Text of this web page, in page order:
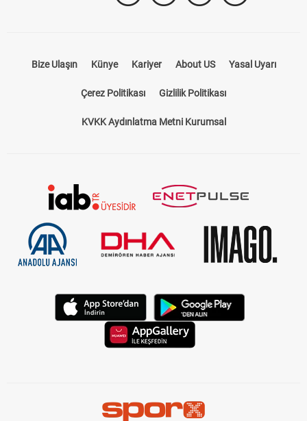
Bize Ulaşın Künye Kariyer About US Yasal Uyarı
Çerez Politikası Gizlilik Politikası
KVKK Aydınlatma Metni Kurumsal